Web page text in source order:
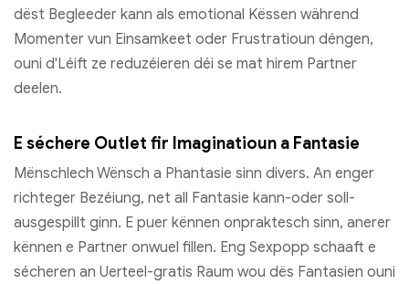
dëst Begleeder kann als emotional Këssen während
Momenter vun Einsamkeet oder Frustratioun déngen,
ouni d'Léift ze reduzéieren déi se mat hirem Partner
deelen.
E séchere Outlet fir Imaginatioun a Fantasie
Mënschlech Wënsch a Phantasie sinn divers. An enger
richteger Bezéiung, net all Fantasie kann-oder soll-
ausgespillt ginn. E puer kënnen onpraktesch sinn, anerer
kënnen e Partner onwuel fillen. Eng Sexpopp schaaft e
sécheren an Uerteel-gratis Raum wou dës Fantasien ouni